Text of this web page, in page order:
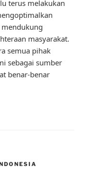
terus melakukan
masyarakat.
semua pihak
sebagai sumber
benar-benar